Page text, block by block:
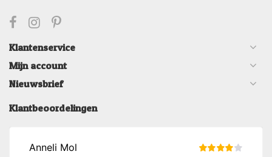
Klantenservice
Mijn account
Nieuwsbrief
Klantbeoordelingen